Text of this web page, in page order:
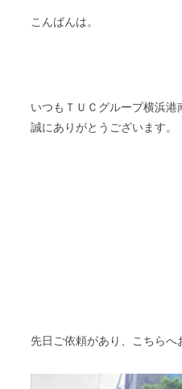
こんばんは。
いつもＴＵＣグループ横浜港
誠にありがとうございます。
先日ご依頼があり、こちらへ